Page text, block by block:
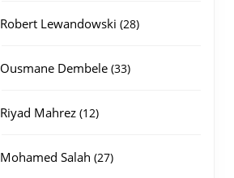
Robert Lewandowski 2828
Ousmane Dembele 3333
Riyad Mahrez 1212
Mohamed Salah 2727